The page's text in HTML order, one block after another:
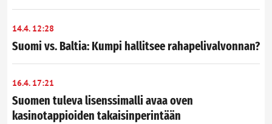
14.4. 12:28
Suomi vs. Baltia: Kumpi hallitsee rahapelivalvonnan?
16.4. 17:21
Suomen tuleva lisenssimalli avaa oven
kasinotappioiden takaisinperintään